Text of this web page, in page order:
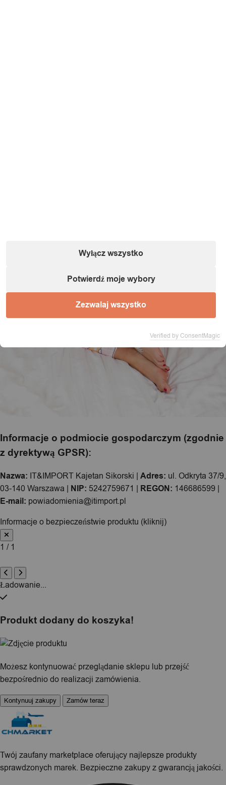
Informacje o podmiocie gospodarczym (zgodnie
z dyrektywą GPSR):
Nazwa: IT&IMPORT Kajetan Sikorski | Adres: ul. Odkryta 37/9,
03-140 Warszawa | NIP: 5242759671 | REGON: 146686599 |
E-mail: powiadomienia@itimport.pl
Informacje o bezpieczeństwie produktu (kliknij)
1 / 1
Ładowanie...
Produkt dodany do koszyka!
Możesz kontynuować przeglądanie sklepu lub przejść
bezpośrednio do realizacji zamówienia.
Kontynuuj zakupy Zamów teraz
Twój zaufany marketplace oferujący najlepsze produkty
sprawdzonych marek. Bezpieczne zakupy z gwarancją jakości.
Wyłącz wszystko
Potwierdź moje wybory
Zezwalaj wszystko
Verified by ConsentMagic